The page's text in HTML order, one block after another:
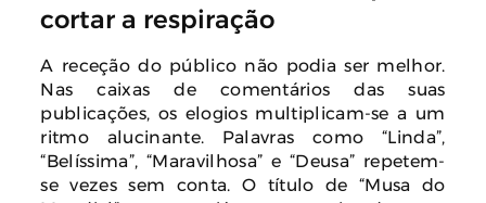
cortar a respiração
A receção do público não podia ser melhor.
Nas caixas de comentários das suas
publicações, os elogios multiplicam-se a um
ritmo alucinante. Palavras como “Linda”,
“Belíssima”, “Maravilhosa” e “Deusa” repetem-
se vezes sem conta. O título de “Musa do